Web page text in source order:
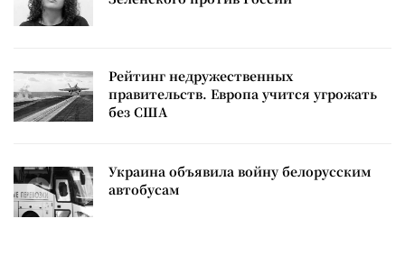
Рейтинг недружественных
правительств. Европа учится угрожать
без США
Украина объявила войну белорусским
автобусам